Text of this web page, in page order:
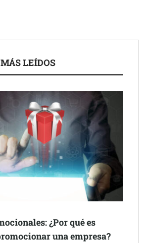
recomienda revisar la
las viviendas antes de las vacaciones
LEÍDOS
¿Por qué es
una empresa?